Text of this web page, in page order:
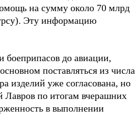
на сумму около 70 млрд
Эту информацию
боеприпасов до авиации,
поставляться из числа
изделий уже согласована, но
Лавров по итогам вчерашних
в выполнении